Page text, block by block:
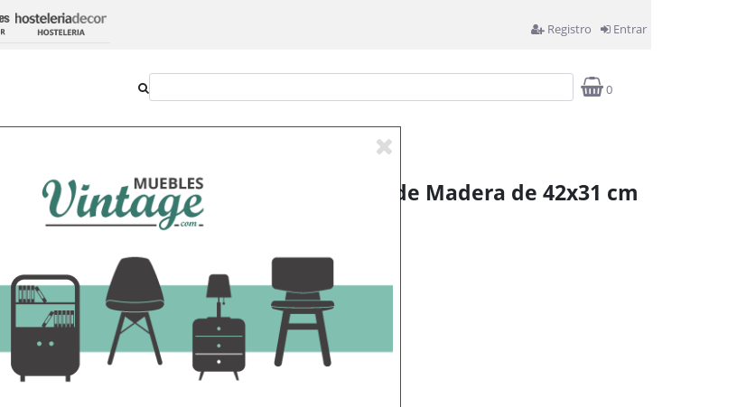
Registro Entrar
0
42x31 cm
Lote de 16 Espejos Pared de Madera de 42x31 cm
5,57 €
- Añadir al carrito
Ver opciones
IVA incluido en el precio
Plazo de entrega aproximado:7 días
Disponible